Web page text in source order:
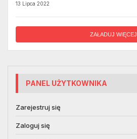
13 Lipca 2022
ZAŁADUJ WIĘCEJ
PANEL UŻYTKOWNIKA
Zarejestruj się
Zaloguj się